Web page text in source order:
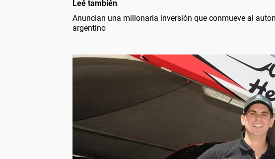
Leé también
Anuncian una millonaria inversión que conmueve al
argentino